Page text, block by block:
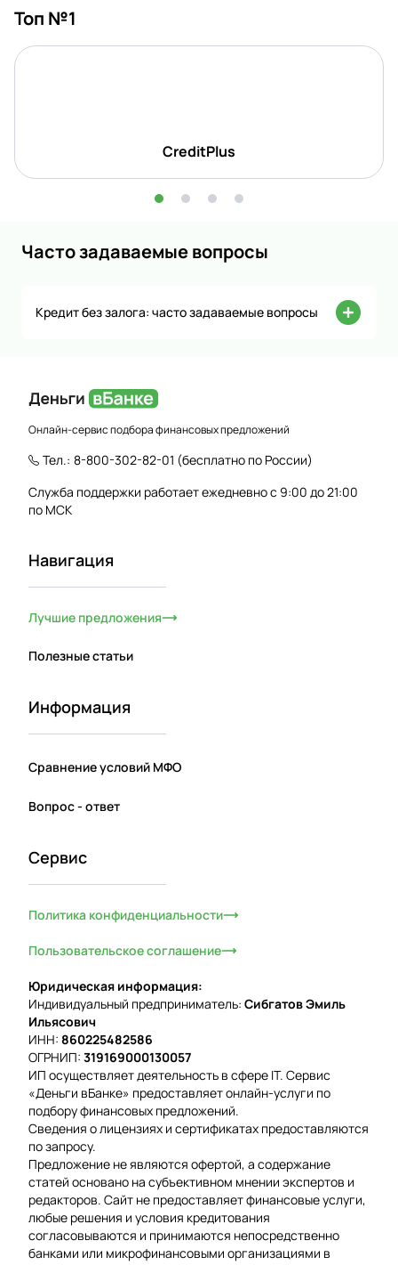
Топ №1
CreditPlus
Часто задаваемые вопросы
Кредит без залога: часто задаваемые вопросы
Онлайн-сервис подбора финансовых предложений
Тел.: 8-800-302-82-01 (бесплатно по России)
Служба поддержки работает ежедневно с 9:00 до 21:00
по МСК
Навигация
Лучшие предложения
Полезные статьи
Информация
Сравнение условий МФО
Вопрос - ответ
Сервис
Политика конфиденциальности
Пользовательское соглашение
Юридическая информация:
Индивидуальный предприниматель: Сибгатов Эмиль
Ильясович
ИНН: 860225482586
ОГРНИП: 319169000130057
ИП осуществляет деятельность в сфере IT. Сервис
«Деньги вБанке» предоставляет онлайн-услуги по
подбору финансовых предложений.
Сведения о лицензиях и сертификатах предоставляются
по запросу.
Предложение не являются офертой, а содержание
статей основано на субъективном мнении экспертов и
редакторов. Сайт не предоставляет финансовые услуги,
любые решения и условия кредитования
согласовываются и принимаются непосредственно
банками или микрофинансовыми организациями в